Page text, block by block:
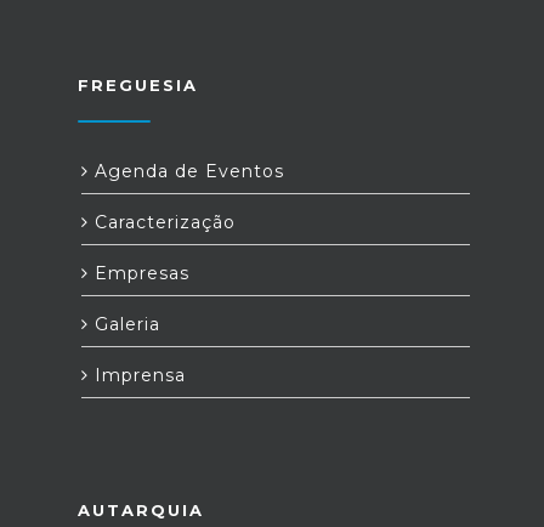
FREGUESIA
Agenda de Eventos
Caracterização
Empresas
Galeria
Imprensa
AUTARQUIA